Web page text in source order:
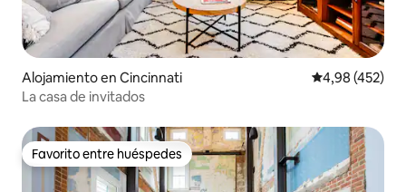
Alojamiento en Cincinnati Calificación
4,98 (452)
La casa de invitados
Favorito entre huéspedes
Favorito entre huéspedes